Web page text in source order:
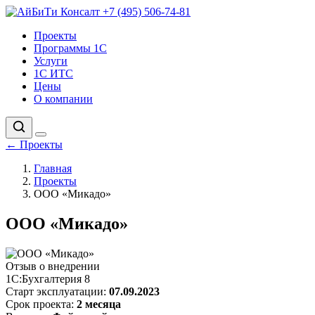
+7 (495) 506-74-81
Проекты
Программы 1С
Услуги
1С ИТС
Цены
О компании
← Проекты
Главная
Проекты
ООО «Микадо»
ООО «Микадо»
Отзыв о внедрении
1С:Бухгалтерия 8
Старт эксплуатации: 07.09.2023
Срок проекта: 2 месяца